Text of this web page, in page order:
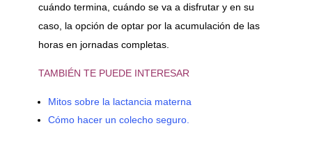
cuándo termina, cuándo se va a disfrutar y en su
caso, la opción de optar por la acumulación de las
horas en jornadas completas.
TAMBIÉN TE PUEDE INTERESAR
Mitos sobre la lactancia materna
Cómo hacer un colecho seguro.